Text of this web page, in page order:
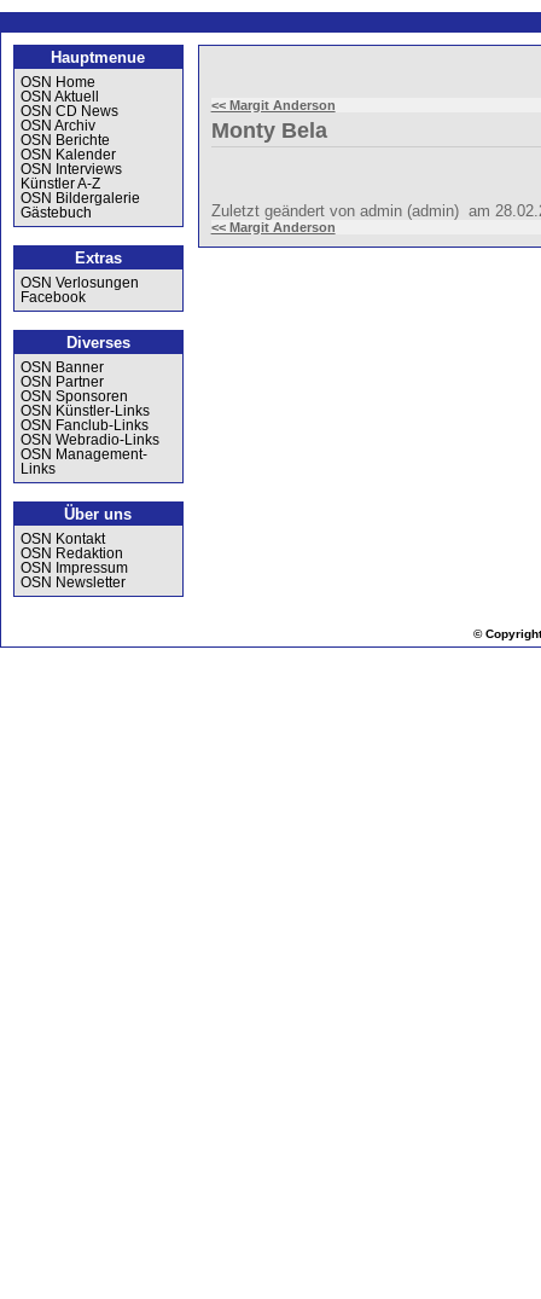
Hauptmenue
OSN Home
OSN Aktuell
OSN CD News
OSN Archiv
OSN Berichte
OSN Kalender
OSN Interviews
Künstler A-Z
OSN Bildergalerie
Gästebuch
Extras
OSN Verlosungen
Facebook
Diverses
OSN Banner
OSN Partner
OSN Sponsoren
OSN Künstler-Links
OSN Fanclub-Links
OSN Webradio-Links
OSN Management-
Links
Über uns
OSN Kontakt
OSN Redaktion
OSN Impressum
OSN Newsletter
<< Margit Anderson
Monty Bela
Zuletzt geändert von admin (admin) am
<< Margit Anderson
©